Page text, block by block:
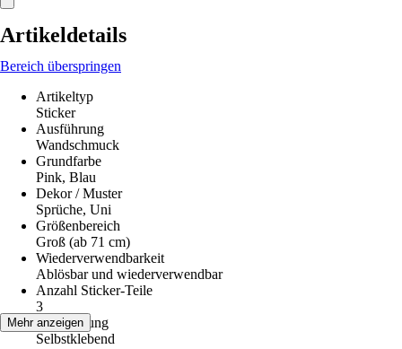
Artikeldetails
Bereich überspringen
Artikeltyp
Sticker
Ausführung
Wandschmuck
Grundfarbe
Pink, Blau
Dekor / Muster
Sprüche, Uni
Größenbereich
Groß (ab 71 cm)
Wiederverwendbarkeit
Ablösbar und wiederverwendbar
Anzahl Sticker-Teile
3
Verarbeitung
Selbstklebend
Mehr anzeigen